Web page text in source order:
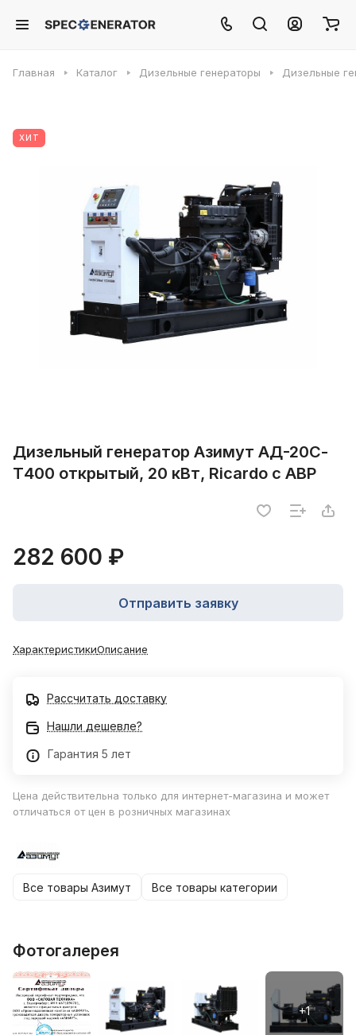
Главная Каталог Дизельные генераторы Дизельные
ХИТ
Дизельный генератор Азимут АД-20С-
Т400 открытый, 20 кВт, Ricardo с АВР
282 600 ₽
Отправить заявку
ХарактеристикиОписание
Рассчитать доставку
Нашли дешевле?
Гарантия 5 лет
Цена действительна только для интернет-магазина и может
отличаться от цен в розничных магазинах
Все товары Азимут Все товары категории
Фотогалерея